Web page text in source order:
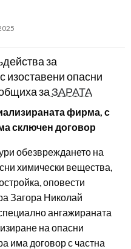
за
изоставени опасни
заЗАРАТА
фирма, с
сключен договор
обезвреждането на
химически вещества,
оповести
Загора Николай
ангажираната
на опасни
има договор с частна